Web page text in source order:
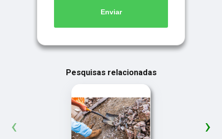
Enviar
Pesquisas relacionadas
‹ ›